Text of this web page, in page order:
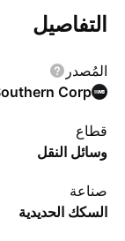
التفاصيل
المُصدر
Corp.
قطاع
وسائل النقل
صناعة
السكك الحديدية